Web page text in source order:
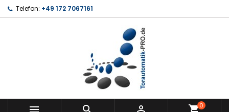
Telefon: +49 172 7067161
0